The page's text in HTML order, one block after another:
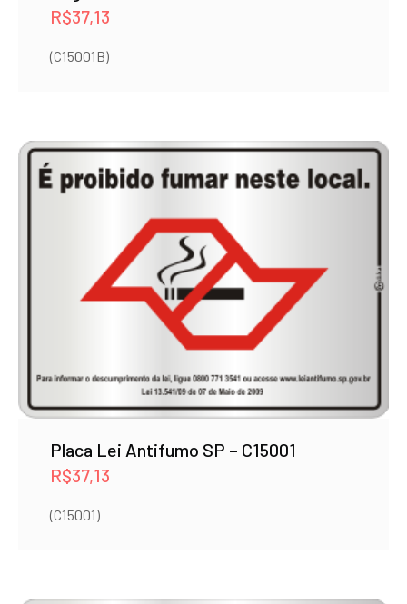
R$37,13
(C15001B)
Placa Lei Antifumo SP – C15001
R$37,13
(C15001)